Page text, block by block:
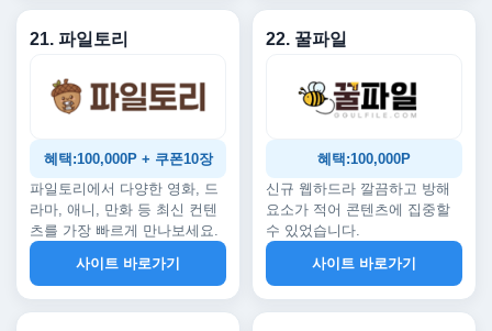
21. 파일토리
혜택:100,000P + 쿠폰10장
파일토리에서 다양한 영화, 드
라마, 애니, 만화 등 최신 컨텐
츠를 가장 빠르게 만나보세요.
사이트 바로가기
22. 꿀파일
혜택:100,000P
신규 웹하드라 깔끔하고 방해
요소가 적어 콘텐츠에 집중할
수 있었습니다.
사이트 바로가기